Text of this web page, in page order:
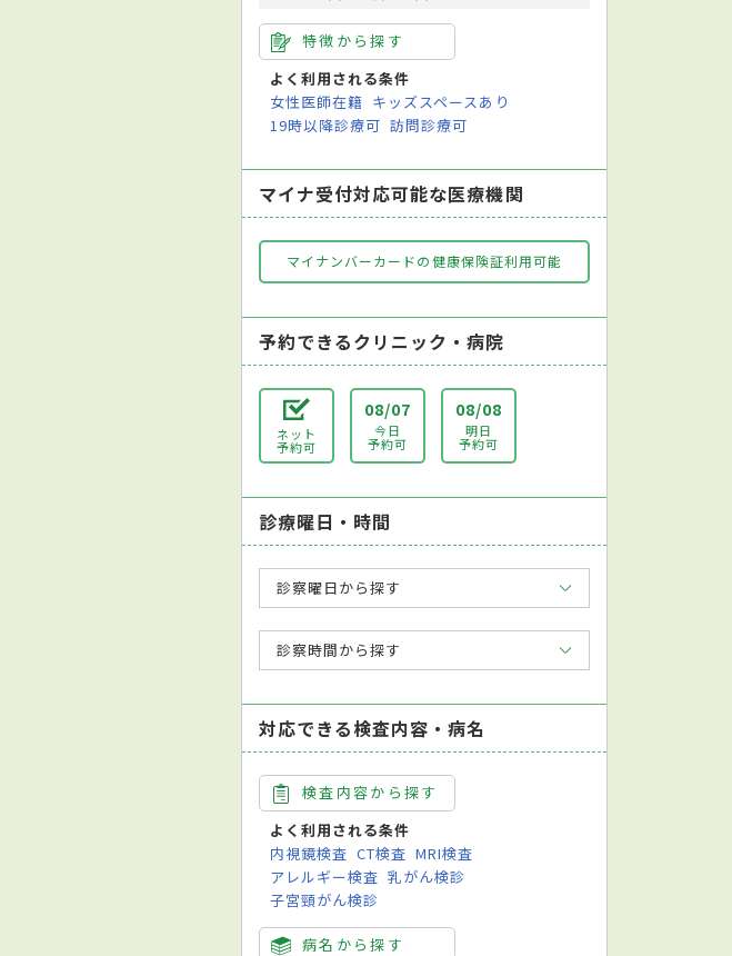
特徴から探す
よく利用される条件
女性医師在籍 キッズスペースあり
19時以降診療可 訪問診療可
マイナ受付対応可能な医療機関
マイナンバーカードの健康保険証利用可能
予約できるクリニック・病院
ネット
予約可
08/07
今日
予約可
08/08
明日
予約可
診療曜日・時間
診察曜日から探す
診察時間から探す
対応できる検査内容・病名
検査内容から探す
よく利用される条件
内視鏡検査 CT検査 MRI検査
アレルギー検査 乳がん検診
子宮頸がん検診
病名から探す